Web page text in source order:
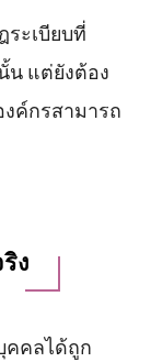
ะเบียบที่
น แต่ยังต้อง
ค์กรสามารถ
ง
คคลได้ถูก